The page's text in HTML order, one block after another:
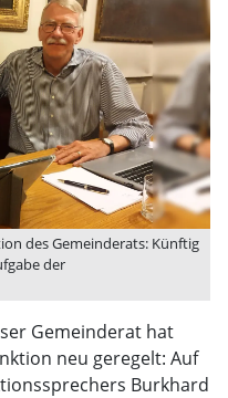
des Gemeinderats: Künftig
der
Gemeinderat hat
neu geregelt: Auf
Burkhard